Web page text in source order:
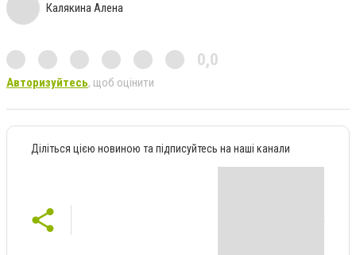
Калякина Алена
0,0
Авторизуйтесь, щоб оцінити
Діліться цією новиною та підписуйтесь на наші канали